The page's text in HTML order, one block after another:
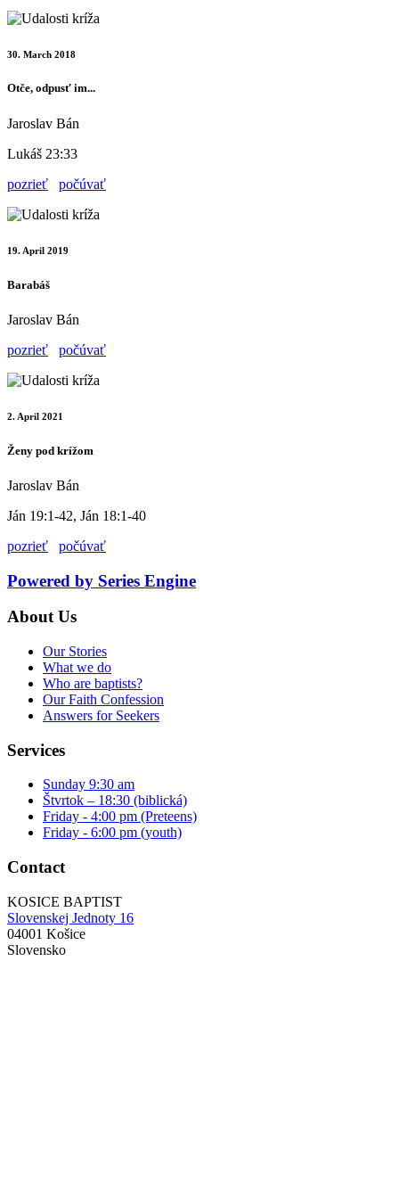
30. March 2018
Otče, odpusť im...
Jaroslav Bán
Lukáš 23:33
pozrieť
počúvať
19. April 2019
Barabáš
Jaroslav Bán
pozrieť
počúvať
2. April 2021
Ženy pod krížom
Jaroslav Bán
Ján 19:1-42, Ján 18:1-40
pozrieť
počúvať
Powered by Series Engine
About Us
Our Stories
What we do
Who are baptists?
Our Faith Confession
Answers for Seekers
Services
Sunday 9:30 am
Štvrtok – 18:30 (biblická)
Friday - 4:00 pm (Preteens)
Friday - 6:00 pm (youth)
Contact
KOSICE BAPTIST
Slovenskej Jednoty 16
04001 Košice
Slovensko